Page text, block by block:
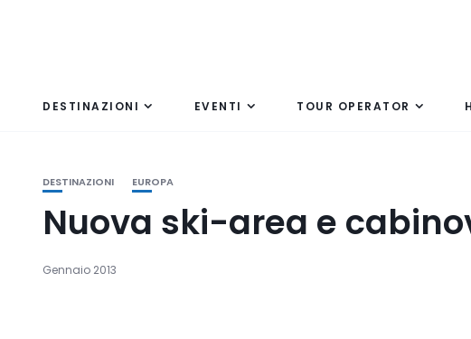
DESTINAZIONI EVENTI TOUR OPERATOR
DESTINAZIONI EUROPA
Nuova ski-area e
Gennaio 2013